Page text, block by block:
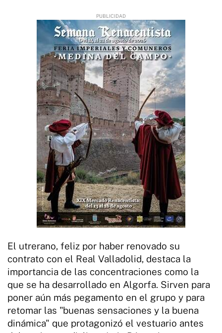
El utrerano, feliz por haber renovado su
contrato con el Real Valladolid, destaca la
importancia de las concentraciones como la
que se ha desarrollado en Algorfa. Sirven para
poner aún más pegamento en el grupo y para
retomar las "buenas sensaciones y la buena
dinámica" que protagonizó el vestuario antes